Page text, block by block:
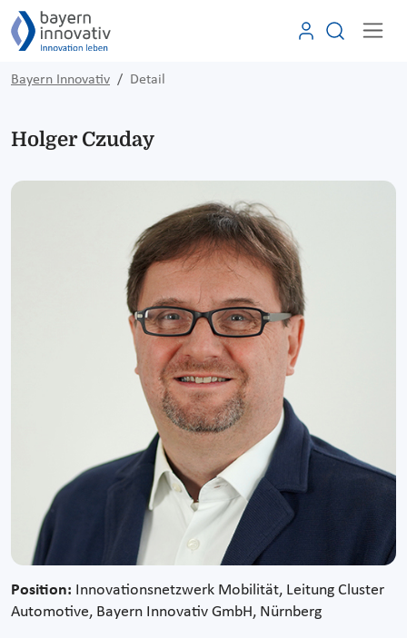
Bayern Innovativ Detail
Holger Czuday
Position: Innovationsnetzwerk Mobilität, Leitung Cluster
Automotive, Bayern Innovativ GmbH, Nürnberg